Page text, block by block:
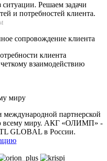
Решаем задачи
и потребностей клиента.
сопровождение клиента
клиента
взаимодействию
миру
партнерской
всему миру. АКГ «ОЛИМП» -
GLOBAL в России.